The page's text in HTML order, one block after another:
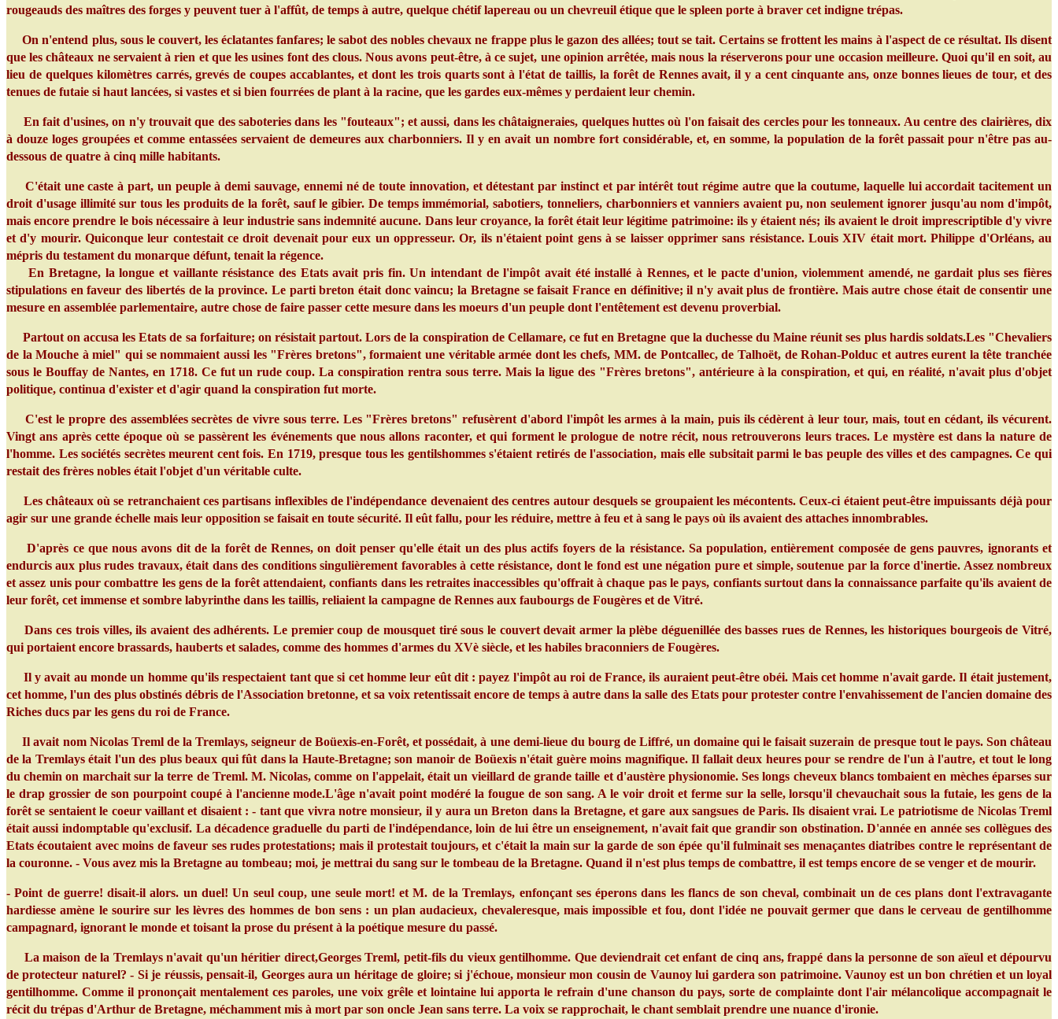
rougeauds des maîtres des forges y peuvent tuer à l'affût, de temps à autre, quelque chétif lapereau ou un chevreuil étique que le spleen porte à braver cet indigne trépas.
On n'entend plus, sous le couvert, les éclatantes fanfares; le sabot des nobles chevaux ne frappe plus le gazon des allées; tout se tait. Certains se frottent les mains à l'aspect de ce résultat. Ils disent
que les châteaux ne servaient à rien et que les usines font des clous. Nous avons peut-être, à ce sujet, une opinion arrêtée, mais nous la réserverons pour une occasion meilleure. Quoi qu'il en soit, au
lieu de quelques kilomètres carrés, grevés de coupes accablantes, et dont les trois quarts sont à l'état de taillis, la forêt de Rennes avait, il y a cent cinquante ans, onze bonnes lieues de tour, et des
tenues de futaie si haut lancées, si vastes et si bien fourrées de plant à la racine, que les gardes eux-mêmes y perdaient leur chemin.
En fait d'usines, on n'y trouvait que des saboteries dans les "fouteaux"; et aussi, dans les châtaigneraies, quelques huttes où l'on faisait des cercles pour les tonneaux. Au centre des clairières, dix
à douze loges groupées et comme entassées servaient de demeures aux charbonniers. Il y en avait un nombre fort considérable, et, en somme, la population de la forêt passait pour n'être pas au-
dessous de quatre à cinq mille habitants.
C'était une caste à part, un peuple à demi sauvage, ennemi né de toute innovation, et détestant par instinct et par intérêt tout régime autre que la coutume, laquelle lui accordait tacitement un
droit d'usage illimité sur tous les produits de la forêt, sauf le gibier. De temps immémorial, sabotiers, tonneliers, charbonniers et vanniers avaient pu, non seulement ignorer jusqu'au nom d'impôt,
mais encore prendre le bois nécessaire à leur industrie sans indemnité aucune. Dans leur croyance, la forêt était leur légitime patrimoine: ils y étaient nés; ils avaient le droit imprescriptible d'y vivre
et d'y mourir. Quiconque leur contestait ce droit devenait pour eux un oppresseur. Or, ils n'étaient point gens à se laisser opprimer sans résistance. Louis XIV était mort. Philippe d'Orléans, au
mépris du testament du monarque défunt, tenait la régence.
En Bretagne, la longue et vaillante résistance des Etats avait pris fin. Un intendant de l'impôt avait été installé à Rennes, et le pacte d'union, violemment amendé, ne gardait plus ses fières
stipulations en faveur des libertés de la province. Le parti breton était donc vaincu; la Bretagne se faisait France en définitive; il n'y avait plus de frontière. Mais autre chose était de consentir une
mesure en assemblée parlementaire, autre chose de faire passer cette mesure dans les moeurs d'un peuple dont l'entêtement est devenu proverbial.
Partout on accusa les Etats de sa forfaiture; on résistait partout. Lors de la conspiration de Cellamare, ce fut en Bretagne que la duchesse du Maine réunit ses plus hardis soldats.Les "Chevaliers
de la Mouche à miel" qui se nommaient aussi les "Frères bretons", formaient une véritable armée dont les chefs, MM. de Pontcallec, de Talhoët, de Rohan-Polduc et autres eurent la tête tranchée
sous le Bouffay de Nantes, en 1718. Ce fut un rude coup. La conspiration rentra sous terre. Mais la ligue des "Frères bretons", antérieure à la conspiration, et qui, en réalité, n'avait plus d'objet
politique, continua d'exister et d'agir quand la conspiration fut morte.
C'est le propre des assemblées secrètes de vivre sous terre. Les "Frères bretons" refusèrent d'abord l'impôt les armes à la main, puis ils cédèrent à leur tour, mais, tout en cédant, ils vécurent.
Vingt ans après cette époque où se passèrent les événements que nous allons raconter, et qui forment le prologue de notre récit, nous retrouverons leurs traces. Le mystère est dans la nature de
l'homme. Les sociétés secrètes meurent cent fois. En 1719, presque tous les gentilshommes s'étaient retirés de l'association, mais elle subsitait parmi le bas peuple des villes et des campagnes. Ce qui
restait des frères nobles était l'objet d'un véritable culte.
Les châteaux où se retranchaient ces partisans inflexibles de l'indépendance devenaient des centres autour desquels se groupaient les mécontents. Ceux-ci étaient peut-être impuissants déjà pour
agir sur une grande échelle mais leur opposition se faisait en toute sécurité. Il eût fallu, pour les réduire, mettre à feu et à sang le pays où ils avaient des attaches innombrables.
D'après ce que nous avons dit de la forêt de Rennes, on doit penser qu'elle était un des plus actifs foyers de la résistance. Sa population, entièrement composée de gens pauvres, ignorants et
endurcis aux plus rudes travaux, était dans des conditions singulièrement favorables à cette résistance, dont le fond est une négation pure et simple, soutenue par la force d'inertie. Assez nombreux
et assez unis pour combattre les gens de la forêt attendaient, confiants dans les retraites inaccessibles qu'offrait à chaque pas le pays, confiants surtout dans la connaissance parfaite qu'ils avaient de
leur forêt, cet immense et sombre labyrinthe dans les taillis, reliaient la campagne de Rennes aux faubourgs de Fougères et de Vitré.
Dans ces trois villes, ils avaient des adhérents. Le premier coup de mousquet tiré sous le couvert devait armer la plèbe déguenillée des basses rues de Rennes, les historiques bourgeois de Vitré,
qui portaient encore brassards, hauberts et salades, comme des hommes d'armes du XVè siècle, et les habiles braconniers de Fougères.
Il y avait au monde un homme qu'ils respectaient tant que si cet homme leur eût dit : payez l'impôt au roi de France, ils auraient peut-être obéi. Mais cet homme n'avait garde. Il était justement,
cet homme, l'un des plus obstinés débris de l'Association bretonne, et sa voix retentissait encore de temps à autre dans la salle des Etats pour protester contre l'envahissement de l'ancien domaine des
Riches ducs par les gens du roi de France.
Il avait nom Nicolas Treml de la Tremlays, seigneur de Boüexis-en-Forêt, et possédait, à une demi-lieue du bourg de Liffré, un domaine qui le faisait suzerain de presque tout le pays. Son château
de la Tremlays était l'un des plus beaux qui fût dans la Haute-Bretagne; son manoir de Boüexis n'était guère moins magnifique. Il fallait deux heures pour se rendre de l'un à l'autre, et tout le long
du chemin on marchait sur la terre de Treml. M. Nicolas, comme on l'appelait, était un vieillard de grande taille et d'austère physionomie. Ses longs cheveux blancs tombaient en mèches éparses sur
le drap grossier de son pourpoint coupé à l'ancienne mode.L'âge n'avait point modéré la fougue de son sang. A le voir droit et ferme sur la selle, lorsqu'il chevauchait sous la futaie, les gens de la
forêt se sentaient le coeur vaillant et disaient : - tant que vivra notre monsieur, il y aura un Breton dans la Bretagne, et gare aux sangsues de Paris. Ils disaient vrai. Le patriotisme de Nicolas Treml
était aussi indomptable qu'exclusif. La décadence graduelle du parti de l'indépendance, loin de lui être un enseignement, n'avait fait que grandir son obstination. D'année en année ses collègues des
Etats écoutaient avec moins de faveur ses rudes protestations; mais il protestait toujours, et c'était la main sur la garde de son épée qu'il fulminait ses menaçantes diatribes contre le représentant de
la couronne. - Vous avez mis la Bretagne au tombeau; moi, je mettrai du sang sur le tombeau de la Bretagne. Quand il n'est plus temps de combattre, il est temps encore de se venger et de mourir.
- Point de guerre! disait-il alors. un duel! Un seul coup, une seule mort! et M. de la Tremlays, enfonçant ses éperons dans les flancs de son cheval, combinait un de ces plans dont l'extravagante
hardiesse amène le sourire sur les lèvres des hommes de bon sens : un plan audacieux, chevaleresque, mais impossible et fou, dont l'idée ne pouvait germer que dans le cerveau de gentilhomme
campagnard, ignorant le monde et toisant la prose du présent à la poétique mesure du passé.
La maison de la Tremlays n'avait qu'un héritier direct,Georges Treml, petit-fils du vieux gentilhomme. Que deviendrait cet enfant de cinq ans, frappé dans la personne de son aïeul et dépourvu
de protecteur naturel? - Si je réussis, pensait-il, Georges aura un héritage de gloire; si j'échoue, monsieur mon cousin de Vaunoy lui gardera son patrimoine. Vaunoy est un bon chrétien et un loyal
gentilhomme. Comme il prononçait mentalement ces paroles, une voix grêle et lointaine lui apporta le refrain d'une chanson du pays, sorte de complainte dont l'air mélancolique accompagnait le
récit du trépas d'Arthur de Bretagne, méchamment mis à mort par son oncle Jean sans terre. La voix se rapprochait, le chant semblait prendre une nuance d'ironie.